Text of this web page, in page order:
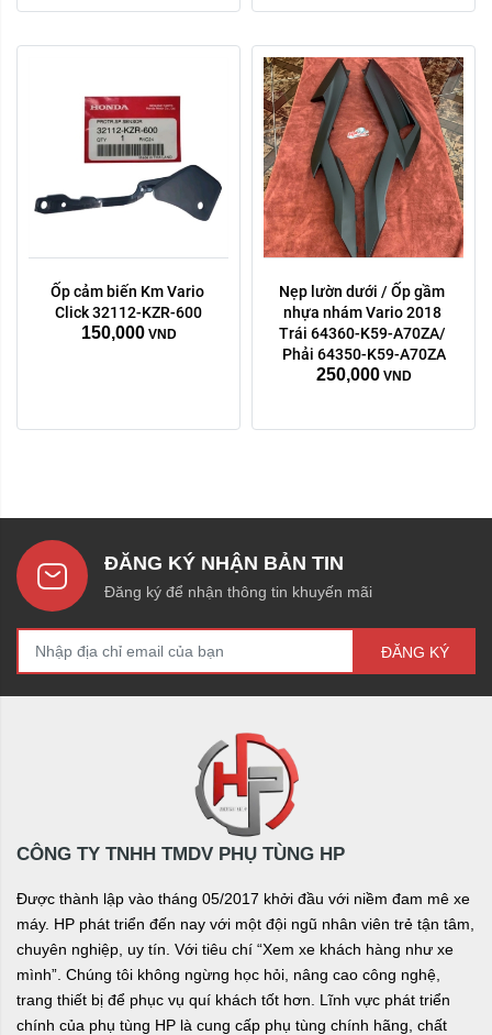
Ốp cảm biến Km Vario
Click 32112-KZR-600
150,000 VND
Nẹp lườn dưới / Ốp gầm
nhựa nhám Vario 2018
Trái 64360-K59-A70ZA/
Phải 64350-K59-A70ZA
250,000 VND
ĐĂNG KÝ NHẬN BẢN TIN
Đăng ký để nhận thông tin khuyến mãi
ĐĂNG KÝ
CÔNG TY TNHH TMDV PHỤ TÙNG HP
Được thành lập vào tháng 05/2017 khởi đầu với niềm đam mê xe
máy. HP phát triển đến nay với một đội ngũ nhân viên trẻ tận tâm,
chuyên nghiệp, uy tín. Với tiêu chí “Xem xe khách hàng như xe
mình”. Chúng tôi không ngừng học hỏi, nâng cao công nghệ,
trang thiết bị để phục vụ quí khách tốt hơn. Lĩnh vực phát triển
chính của phụ tùng HP là cung cấp phụ tùng chính hãng, chất